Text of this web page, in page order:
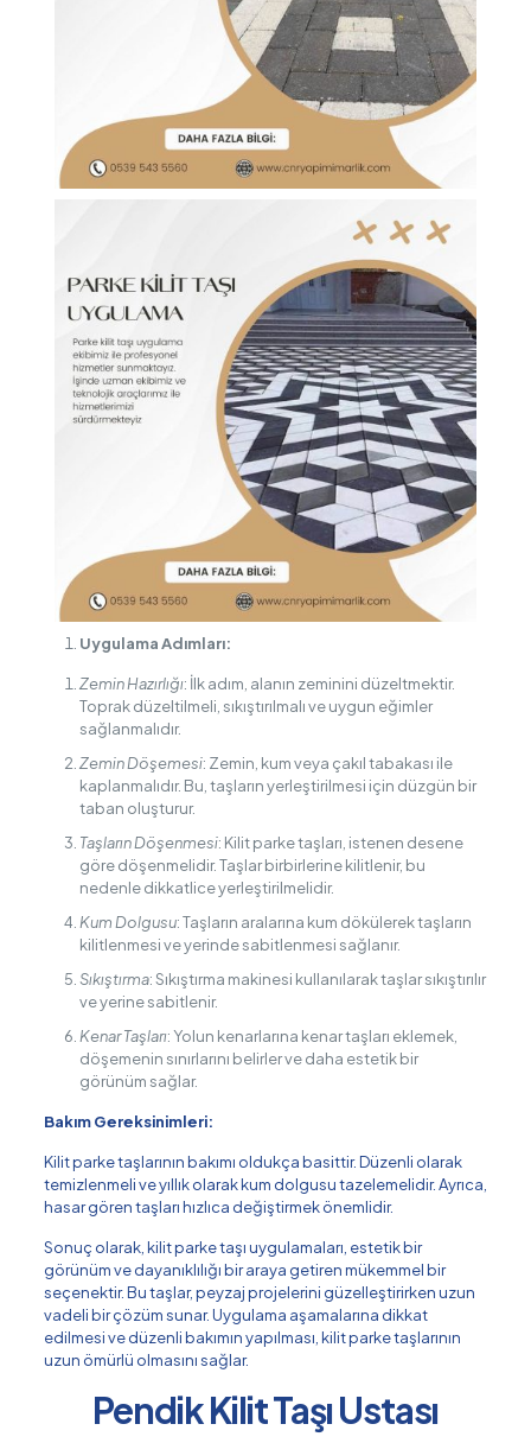
Uygulama Adımları:
Zemin Hazırlığı: İlk adım, alanın zeminini düzeltmektir.
Toprak düzeltilmeli, sıkıştırılmalı ve uygun eğimler
sağlanmalıdır.
Zemin Döşemesi: Zemin, kum veya çakıl tabakası ile
kaplanmalıdır. Bu, taşların yerleştirilmesi için düzgün bir
taban oluşturur.
Taşların Döşenmesi: Kilit parke taşları, istenen desene
göre döşenmelidir. Taşlar birbirlerine kilitlenir, bu
nedenle dikkatlice yerleştirilmelidir.
Kum Dolgusu: Taşların aralarına kum dökülerek taşların
kilitlenmesi ve yerinde sabitlenmesi sağlanır.
Sıkıştırma: Sıkıştırma makinesi kullanılarak taşlar sıkıştırılır
ve yerine sabitlenir.
Kenar Taşları: Yolun kenarlarına kenar taşları eklemek,
döşemenin sınırlarını belirler ve daha estetik bir
görünüm sağlar.
Bakım Gereksinimleri:
Kilit parke taşlarının bakımı oldukça basittir. Düzenli olarak
temizlenmeli ve yıllık olarak kum dolgusu tazelemelidir. Ayrıca,
hasar gören taşları hızlıca değiştirmek önemlidir.
Sonuç olarak, kilit parke taşı uygulamaları, estetik bir
görünüm ve dayanıklılığı bir araya getiren mükemmel bir
seçenektir. Bu taşlar, peyzaj projelerini güzelleştirirken uzun
vadeli bir çözüm sunar. Uygulama aşamalarına dikkat
edilmesi ve düzenli bakımın yapılması, kilit parke taşlarının
uzun ömürlü olmasını sağlar.
Pendik Kilit Taşı Ustası